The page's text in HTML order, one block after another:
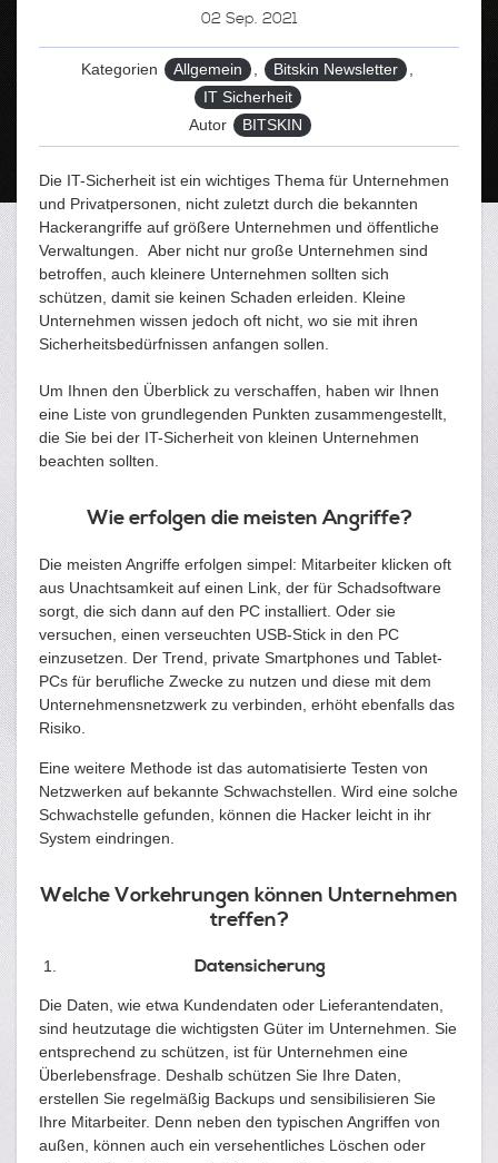
02 Sep. 2021
Kategorien Allgemein , Bitskin Newsletter
,
IT Sicherheit
Autor
BITSKIN
Die IT-Sicherheit ist ein wichtiges Thema für Unternehmen
und Privatpersonen, nicht zuletzt durch die bekannten
Hackerangriffe auf größere Unternehmen und öffentliche
Verwaltungen. Aber nicht nur große Unternehmen sind
betroffen, auch kleinere Unternehmen sollten sich
schützen, damit sie keinen Schaden erleiden. Kleine
Unternehmen wissen jedoch oft nicht, wo sie mit ihren
Sicherheitsbedürfnissen anfangen sollen.
Um Ihnen den Überblick zu verschaffen, haben wir Ihnen
eine Liste von grundlegenden Punkten zusammengestellt,
die Sie bei der IT-Sicherheit von kleinen Unternehmen
beachten sollten.
Wie erfolgen die meisten Angriffe?
Die meisten Angriffe erfolgen simpel: Mitarbeiter klicken oft
aus Unachtsamkeit auf einen Link, der für Schadsoftware
sorgt, die sich dann auf den PC installiert. Oder sie
versuchen, einen verseuchten USB-Stick in den PC
einzusetzen. Der Trend, private Smartphones und Tablet-
PCs für berufliche Zwecke zu nutzen und diese mit dem
Unternehmensnetzwerk zu verbinden, erhöht ebenfalls das
Risiko.
Eine weitere Methode ist das automatisierte Testen von
Netzwerken auf bekannte Schwachstellen. Wird eine solche
Schwachstelle gefunden, können die Hacker leicht in ihr
System eindringen.
Welche Vorkehrungen können Unternehmen
treffen?
Datensicherung
Die Daten, wie etwa Kundendaten oder Lieferantendaten,
sind heutzutage die wichtigsten Güter im Unternehmen. Sie
entsprechend zu schützen, ist für Unternehmen eine
Überlebensfrage. Deshalb schützen Sie Ihre Daten,
erstellen Sie regelmäßig Backups und sensibilisieren Sie
Ihre Mitarbeiter. Denn neben den typischen Angriffen von
außen, können auch ein versehentliches Löschen oder